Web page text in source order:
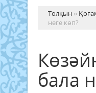
Толқын »
неге көп?
бала